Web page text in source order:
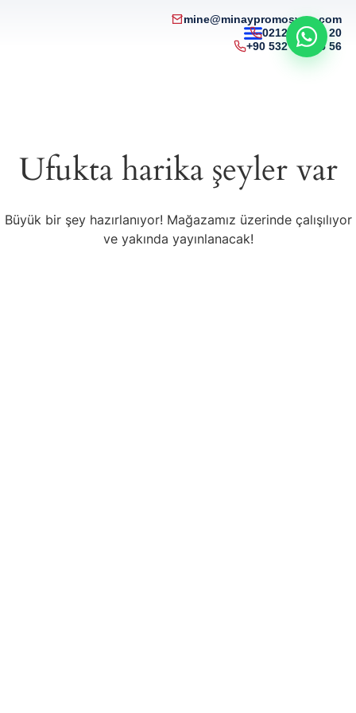
mine@minaypromosyon.com
0212 215 50 20
+90 532 321 85 56
Ufukta harika şeyler var
Büyük bir şey hazırlanıyor! Mağazamız üzerinde çalışılıyor
ve yakında yayınlanacak!